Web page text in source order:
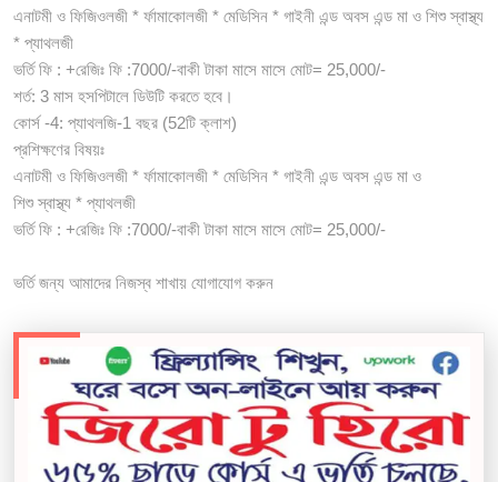
এনাটমী ও ফিজিওলজী * র্ফামাকোলজী * মেডিসিন * গাইনী এন্ড অবস এন্ড মা ও শিশু স্বাস্থ্য
* প্যাথলজী
ভর্তি ফি : +রেজিঃ ফি :7000/-বাকী টাকা মাসে মাসে মোট= 25,000/-
শর্ত: 3 মাস হসপিটালে ডিউটি করতে হবে।
কোর্স -4: প্যাথলজি-1 বছর (52টি ক্লাশ)
প্রশিক্ষণের বিষয়ঃ
এনাটমী ও ফিজিওলজী * র্ফামাকোলজী * মেডিসিন * গাইনী এন্ড অবস এন্ড মা ও
শিশু স্বাস্থ্য * প্যাথলজী
ভর্তি ফি : +রেজিঃ ফি :7000/-বাকী টাকা মাসে মাসে মোট= 25,000/-
ভর্তি জন্য আমাদের নিজস্ব শাখায় যোগাযোগ করুন